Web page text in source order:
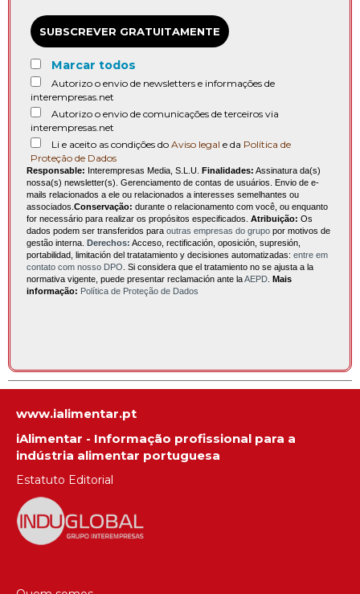
SUBSCREVER GRATUITAMENTE
Marcar todos
Autorizo o envio de newsletters e informações de
interempresas.net
Autorizo o envio de comunicações de terceiros via
interempresas.net
Li e aceito as condições do Aviso legal e da Política de
Proteção de Dados
Responsable: Interempresas Media, S.L.U. Finalidades: Assinatura da(s)
nossa(s) newsletter(s). Gerenciamento de contas de usuários. Envio de e-
mails relacionados a ele ou relacionados a interesses semelhantes ou
associados. Conservação: durante o relacionamento com você, ou enquanto
for necessário para realizar os propósitos especificados. Atribuição: Os
dados podem ser transferidos para outras empresas do grupo por motivos de
gestão interna. Derechos: Acceso, rectificación, oposición, supresión,
portabilidad, limitación del tratatamiento y decisiones automatizadas: entre em
contato com nosso DPO . Si considera que el tratamiento no se ajusta a la
normativa vigente, puede presentar reclamación ante laAEPD Mais
informação: Política de Proteção de Dados
www.ialimentar.pt
iAlimentar - Informação profissional para a
indústria alimentar portuguesa
Estatuto Editorial